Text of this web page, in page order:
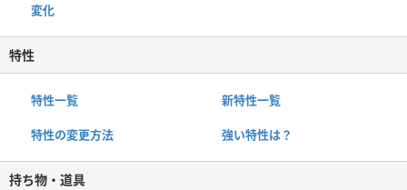
変化
特性
特性一覧 新特性一覧
特性の変更方法 強い特性は？
持ち物・道具